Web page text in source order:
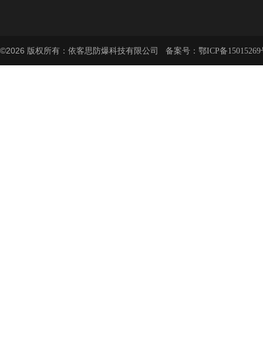
©2026 版权所有：依客思防爆科技有限公司 备案号： 鄂ICP备15015269